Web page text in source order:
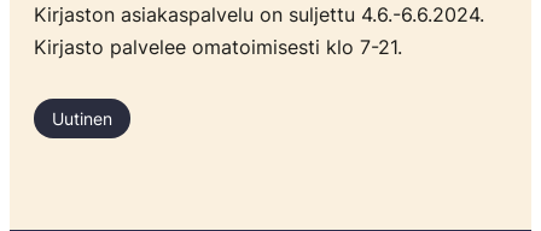
Kirjaston asiakaspalvelu on suljettu 4.6.-6.6.2024.
Kirjasto palvelee omatoimisesti klo 7-21.
Uutinen